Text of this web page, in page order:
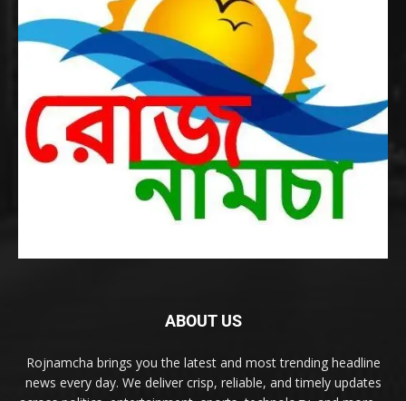
ABOUT US
Rojnamcha brings you the latest and most trending headline
news every day. We deliver crisp, reliable, and timely updates